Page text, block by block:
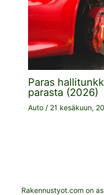
Paras
parasta (2026)
Auto / 21 kesäkuun,
Rakennustyot.com on